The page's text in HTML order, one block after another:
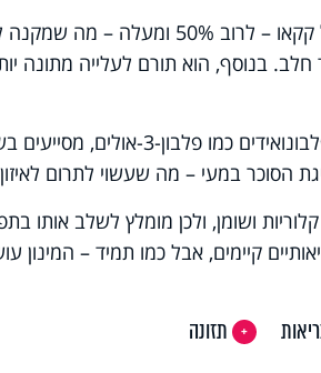
שוקולד מריר מכיל כמות גבוהה של קקאו
חלב. בנוסף, הוא תורם לעלייה מתונה
הרכיבים הפעילים בקקאו, ובפרט
הסוכר במעי – מה שעשוי לתרום לאיזון
ושומן, ולכן מומלץ לשלב אותו
תזונה